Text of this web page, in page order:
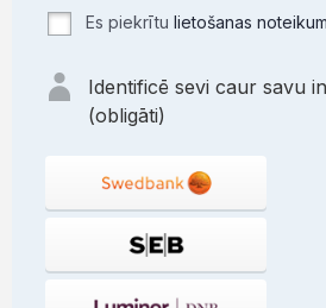
Es piekrītu lietošanas
Identificē sevi caur savu
(obligāti)